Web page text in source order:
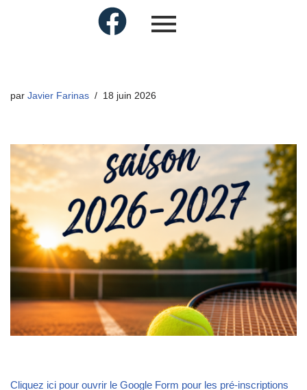
par Javier Farinas 18 juin 2026
Cliquez ici pour ouvrir le Google Form pour les pré-inscriptions